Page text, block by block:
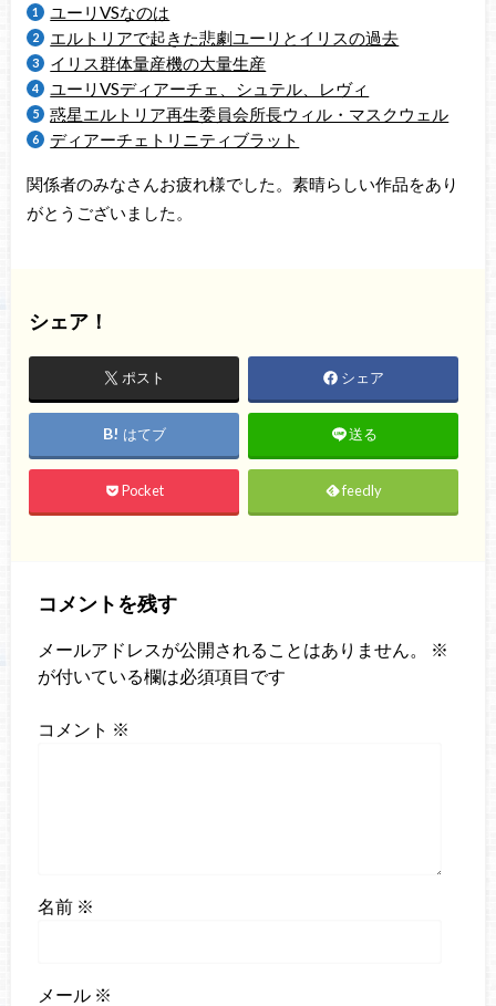
ユーリVSなのは
エルトリアで起きた悲劇ユーリとイリスの過去
イリス群体量産機の大量生産
ユーリVSディアーチェ、シュテル、レヴィ
惑星エルトリア再生委員会所長ウィル・マスクウェル
ディアーチェトリニティブラット
関係者のみなさんお疲れ様でした。素晴らしい作品をあり
がとうございました。
シェア！
ポスト シェア
はてブ 送る
Pocket feedly
コメントを残す
メールアドレスが公開されることはありません。
※
が付いている欄は必須項目です
コメント ※
名前 ※
メール ※